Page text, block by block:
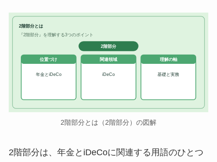
2階部分とは
『2階部分』を理解する3つのポイント
2階部分
位置づけ
年金とiDeCo
関連領域
iDeCo
理解の軸
基礎と実務
2階部分とは（2階部分）の図解
2階部分は、年金とiDeCoに関連する用語のひとつ